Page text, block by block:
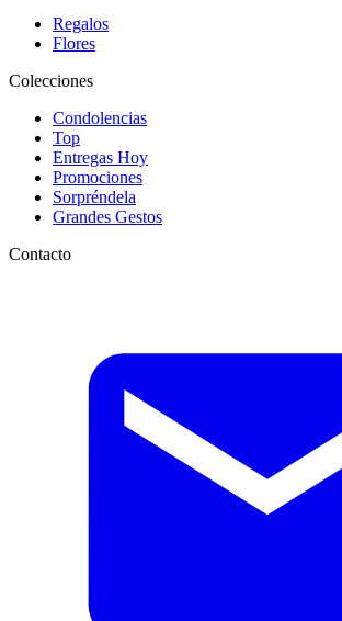
Regalos
Flores
Colecciones
Condolencias
Top
Entregas Hoy
Promociones
Sorpréndela
Grandes Gestos
Contacto